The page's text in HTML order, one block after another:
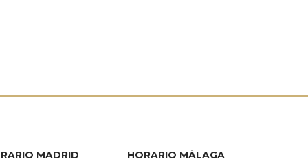
MADRID HORARIO MÁLAGA